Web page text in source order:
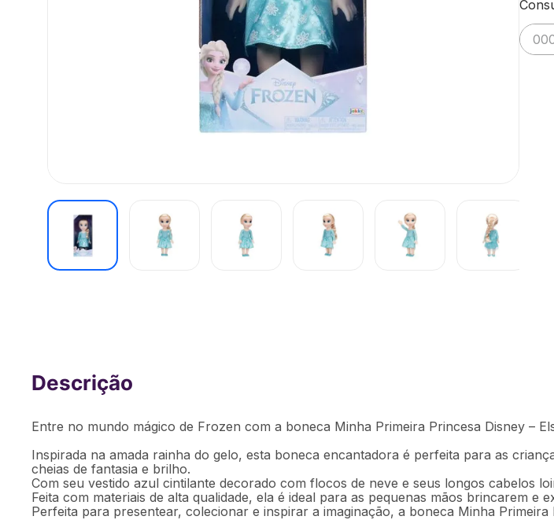
[Reembalado]
Entre no mundo mágico de Frozen com a boneca Minha Primeira Princesa Disney –
Inspirada na amada rainha do gelo, esta boneca encantadora é perfeita para as
cheias de fantasia e brilho.
Com seu vestido azul cintilante decorado com flocos de neve e seus longos cabelos
Feita com materiais de alta qualidade, ela é ideal para as pequenas mãos brincarem e
Perfeita para presentear, colecionar e inspirar a imaginação, a boneca Minha